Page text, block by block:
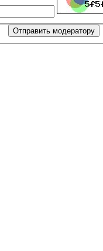
Отправить модератору